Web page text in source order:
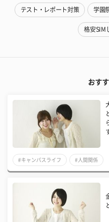
テスト・レポート対策 学園
格安SIM
おす
#キャンパスライフ #人間関係